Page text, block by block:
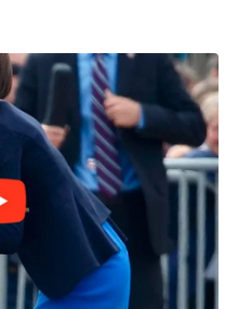
Share
S
h
a